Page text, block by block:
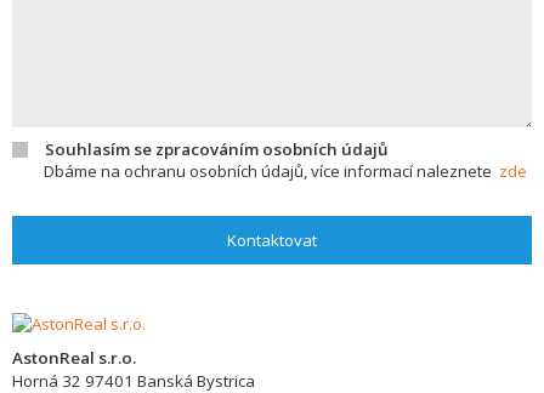
Souhlasím se zpracováním osobních údajů
Dbáme na ochranu osobních údajů, více informací naleznete zde
Kontaktovat
AstonReal s.r.o.
Horná 32 97401 Banská Bystrica